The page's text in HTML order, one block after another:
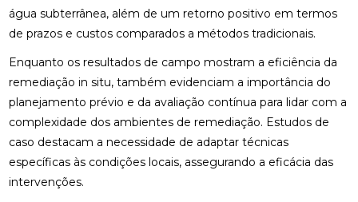
água subterrânea, além de um retorno positivo em termos
de prazos e custos comparados a métodos tradicionais.
Enquanto os resultados de campo mostram a eficiência da
remediação in situ, também evidenciam a importância do
planejamento prévio e da avaliação contínua para lidar com a
complexidade dos ambientes de remediação. Estudos de
caso destacam a necessidade de adaptar técnicas
específicas às condições locais, assegurando a eficácia das
intervenções.